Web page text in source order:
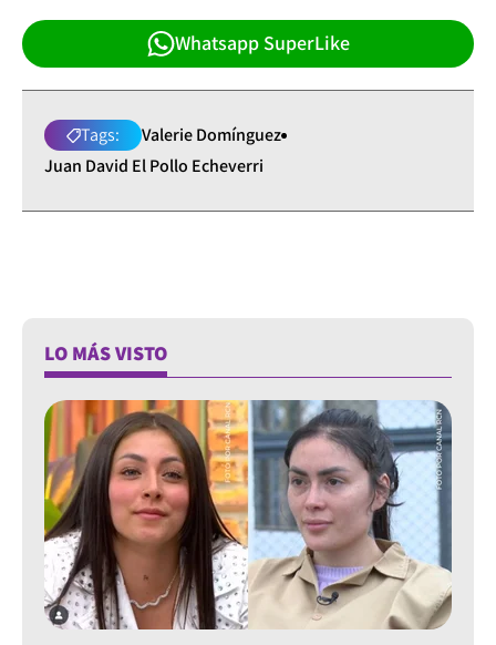
Whatsapp SuperLike
Tags:
Valerie Domínguez
Juan David El Pollo Echeverri
LO MÁS VISTO